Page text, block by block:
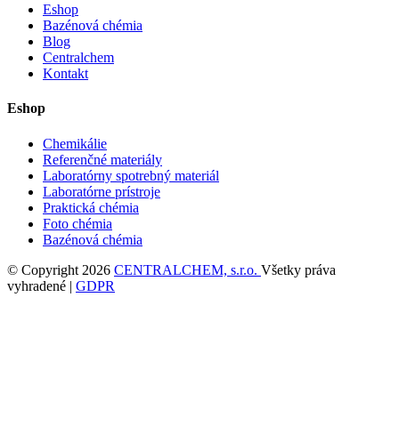
Eshop
Bazénová chémia
Blog
Centralchem
Kontakt
Eshop
Chemikálie
Referenčné materiály
Laboratórny spotrebný materiál
Laboratórne prístroje
Praktická chémia
Foto chémia
Bazénová chémia
© Copyright 2026 CENTRALCHEM, s.r.o. Všetky práva
vyhradené | GDPR